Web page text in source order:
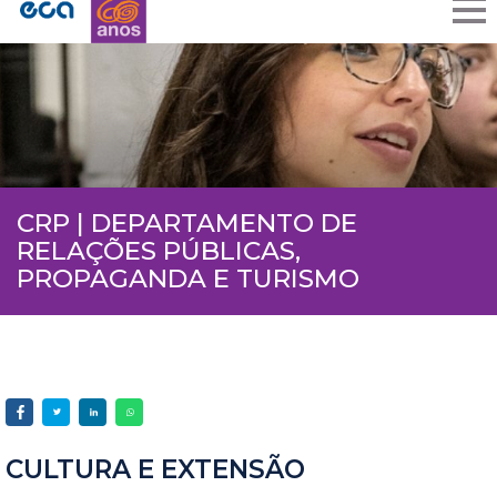
CRP | DEPARTAMENTO DE
RELAÇÕES PÚBLICAS,
PROPAGANDA E TURISMO
CULTURA E EXTENSÃO